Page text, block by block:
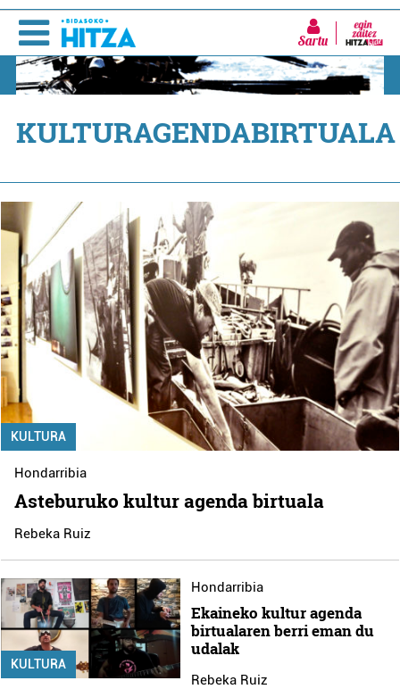
Sartu
KULTURAGENDABIRTUALA
KULTURA
Hondarribia
Asteburuko kultur agenda birtuala
Rebeka Ruiz
KULTURA
Hondarribia
Ekaineko kultur agenda
birtualaren berri eman du
udalak
Rebeka Ruiz